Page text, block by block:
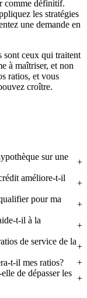
comme définitif.
les stratégies
une demande en
sont ceux qui traitent
à maîtriser, et non
ratios, et vous
croître.
sur une
améliore-t-il
pour ma
t-il à la
de service de la
t-il mes ratios?
de dépasser les